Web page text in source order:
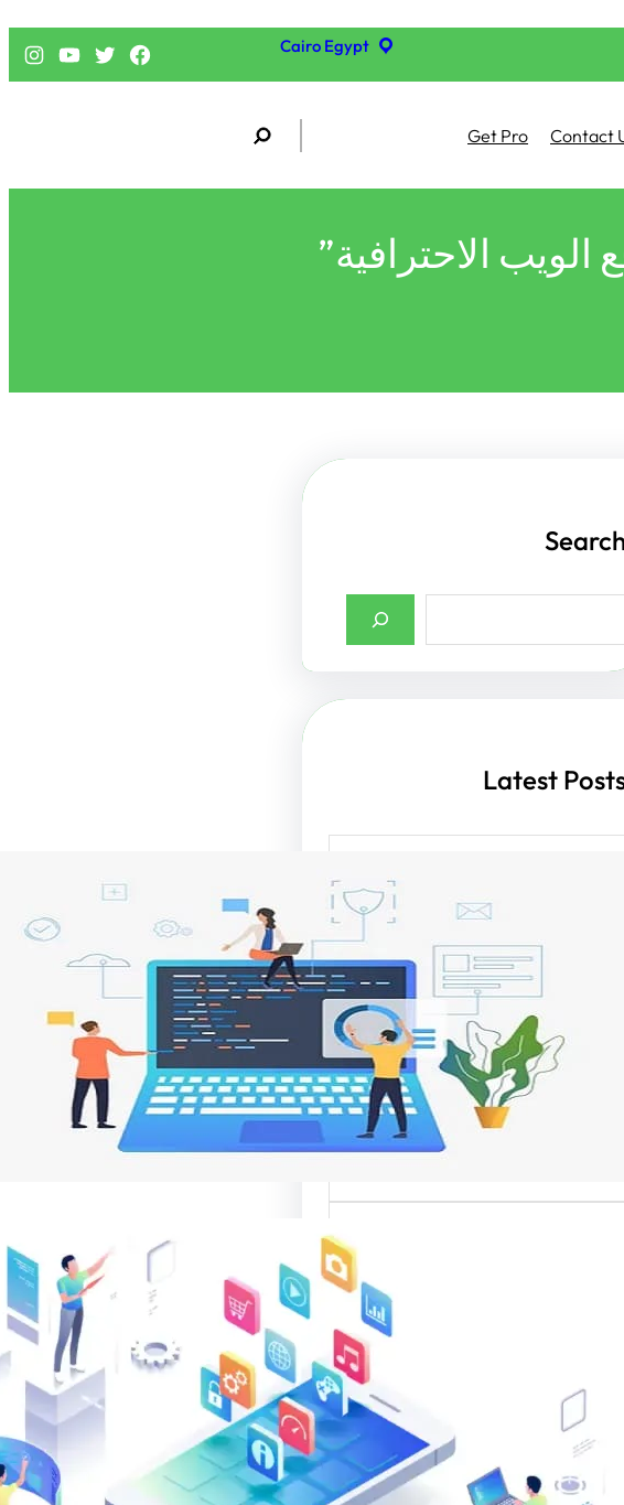
Cairo Egypt فيسبوك تويتر يوتيوب إنستجرام
Contact
Get Pro
S
a
c
Search
Latest
أهمية تصميم واجهات مواقع
الإنترنت في جذب الزوار
وتحسين تجربة المستخدم
تعد واجهات مواقع الإنترنت من
أهم عناصر تصميم المواقع
الإلكترونية،…
متخصصة في تقديم أفضل
القوالب لتصميم المواقع